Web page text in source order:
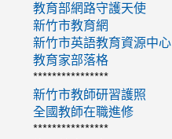
教育部網路守護天使
新竹市教育網
新竹市英語教育資源中心
教育家部落格
****************
新竹市教師研習護照
全國教師在職進修
****************